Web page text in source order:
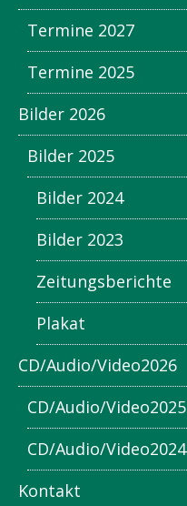
Termine 2027
Termine 2025
Bilder 2026
Bilder 2025
Bilder 2024
Bilder 2023
Zeitungsberichte
Plakat
CD/Audio/Video2026
CD/Audio/Video2025
CD/Audio/Video2024
Kontakt